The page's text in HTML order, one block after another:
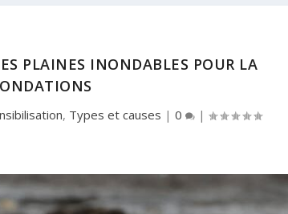
PLAINES INONDABLES POUR LA
, Types et causes | 0 |